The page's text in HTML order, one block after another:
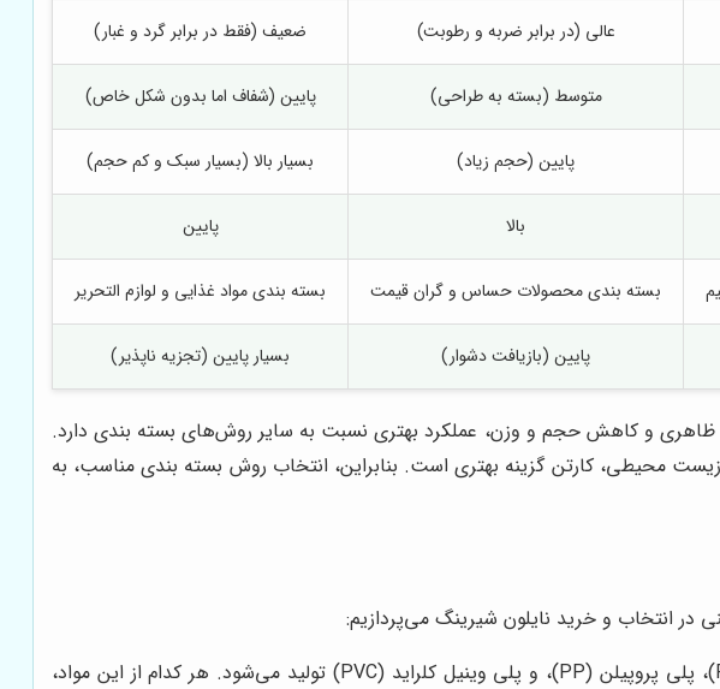
عالی (در برابر ضربه و رطوبت) ضعیف (فقط در برابر گرد و غبار)
متوسط (بسته به طراحی) پایین (شفاف اما بدون شکل خاص)
پایین (حجم زیاد) بسیار بالا (بسیار سبک و کم حجم)
بالا پایین
بسته بندی محصولات حساس و گران قیمت بسته بندی مواد غذایی و لوازم التحریر
پایین (بازیافت دشوار) بسیار پایین (تجزیه ناپذیر)
ظاهری و کاهش حجم و وزن، عملکرد بهتری نسبت به سایر روش‌های بسته بندی دارد.
محیطی، کارتن گزینه بهتری است. بنابراین، انتخاب روش بسته بندی مناسب، به
در انتخاب و خرید نایلون شیرینگ می‌پردازیم:
همانطور که قبلاً اشاره شد، نایلون شیرینگ از مواد مختلفی مانند پلی اتیلن (PE)، پلی پروپیلن (PP)، و پلی وینیل کلراید (PVC) تولید می‌شود. هر کدام از این مواد،